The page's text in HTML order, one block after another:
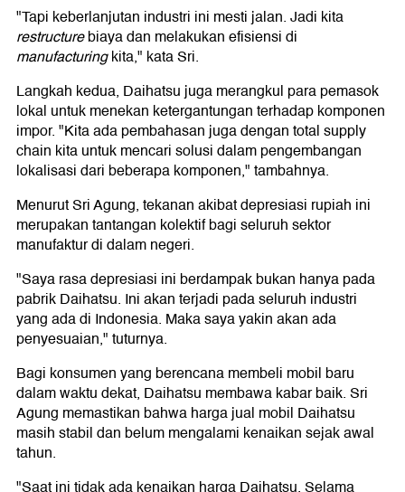
"Tapi keberlanjutan industri ini mesti jalan. Jadi kita
restructurebiaya dan melakukan efisiensi di
manufacturingkita," kata Sri.
Langkah kedua, Daihatsu juga merangkul para pemasok
lokal untuk menekan ketergantungan terhadap komponen
impor. "Kita ada pembahasan juga dengan total supply
chain kita untuk mencari solusi dalam pengembangan
lokalisasi dari beberapa komponen," tambahnya.
Menurut Sri Agung, tekanan akibat depresiasi rupiah ini
merupakan tantangan kolektif bagi seluruh sektor
manufaktur di dalam negeri.
"Saya rasa depresiasi ini berdampak bukan hanya pada
pabrik Daihatsu. Ini akan terjadi pada seluruh industri
yang ada di Indonesia. Maka saya yakin akan ada
penyesuaian," tuturnya.
Bagi konsumen yang berencana membeli mobil baru
dalam waktu dekat, Daihatsu membawa kabar baik. Sri
Agung memastikan bahwa harga jual mobil Daihatsu
masih stabil dan belum mengalami kenaikan sejak awal
tahun.